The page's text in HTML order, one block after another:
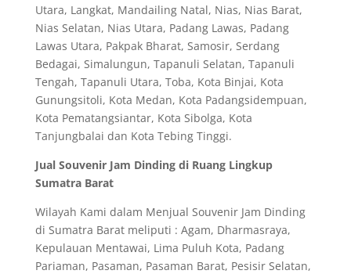
Utara, Langkat, Mandailing Natal, Nias, Nias Barat,
Nias Selatan, Nias Utara, Padang Lawas, Padang
Lawas Utara, Pakpak Bharat, Samosir, Serdang
Bedagai, Simalungun, Tapanuli Selatan, Tapanuli
Tengah, Tapanuli Utara, Toba, Kota Binjai, Kota
Gunungsitoli, Kota Medan, Kota Padangsidempuan,
Kota Pematangsiantar, Kota Sibolga, Kota
Tanjungbalai dan Kota Tebing Tinggi.
Jual Souvenir Jam Dinding di Ruang Lingkup
Sumatra Barat
Wilayah Kami dalam Menjual Souvenir Jam Dinding
di Sumatra Barat meliputi : Agam, Dharmasraya,
Kepulauan Mentawai, Lima Puluh Kota, Padang
Pariaman, Pasaman, Pasaman Barat, Pesisir Selatan,